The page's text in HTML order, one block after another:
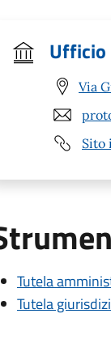
Ufficio
Via
Sito
Tutela
Tutela